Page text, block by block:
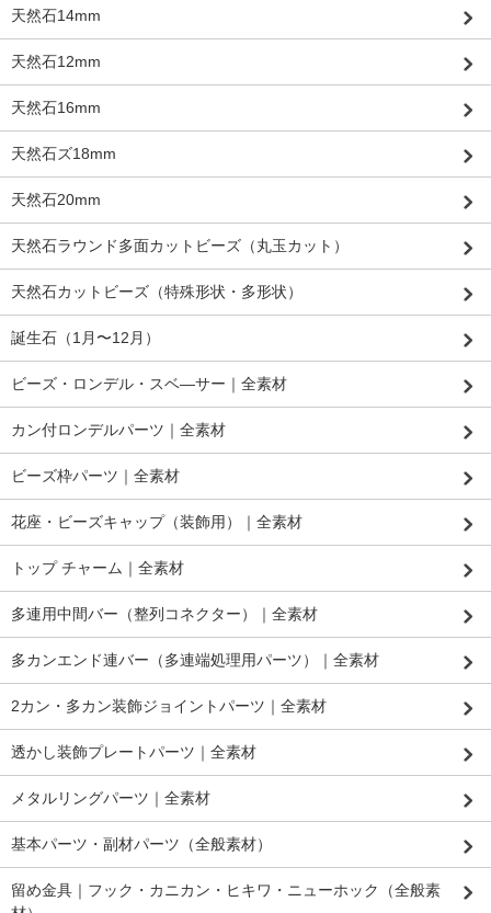
天然石14mm
天然石12mm
天然石16mm
天然石ズ18mm
天然石20mm
天然石ラウンド多面カットビーズ（丸玉カット）
天然石カットビーズ（特殊形状・多形状）
誕生石（1月〜12月）
ビーズ・ロンデル・スベ―サー｜全素材
カン付ロンデルパーツ｜全素材
ビーズ枠パーツ｜全素材
花座・ビーズキャップ（装飾用）｜全素材
トップ チャーム｜全素材
多連用中間バー（整列コネクター）｜全素材
多カンエンド連バー（多連端処理用パーツ）｜全素材
2カン・多カン装飾ジョイントパーツ｜全素材
透かし装飾プレートパーツ｜全素材
メタルリングパーツ｜全素材
基本パーツ・副材パーツ（全般素材）
留め金具｜フック・カニカン・ヒキワ・ニューホック（全般素